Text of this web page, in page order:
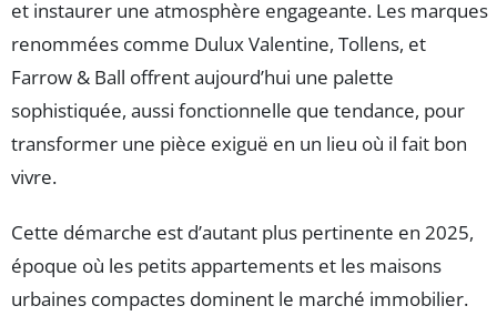
et instaurer une atmosphère engageante. Les marques
renommées comme Dulux Valentine, Tollens, et
Farrow & Ball offrent aujourd’hui une palette
sophistiquée, aussi fonctionnelle que tendance, pour
transformer une pièce exiguë en un lieu où il fait bon
vivre.
Cette démarche est d’autant plus pertinente en 2025,
époque où les petits appartements et les maisons
urbaines compactes dominent le marché immobilier.